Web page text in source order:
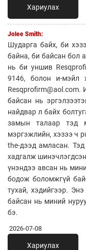
Хариулах
Jolee Smith:
Шударга байх, би
байна, би байсан бол
нь би уншив
9146, болон и-мэйл
Resqprofirm@aol.com.
байсан нь
найдвар л байх
замын талаар тэд
мэргэжлийн, хэзээ ч
the-дээд амласан.
хадгалж
үнэндээ авсан нь
бодож боломжгүй
тухай, хэдийгээр.
байсан нь миний
бэ.
2026-07-08
Хариулах